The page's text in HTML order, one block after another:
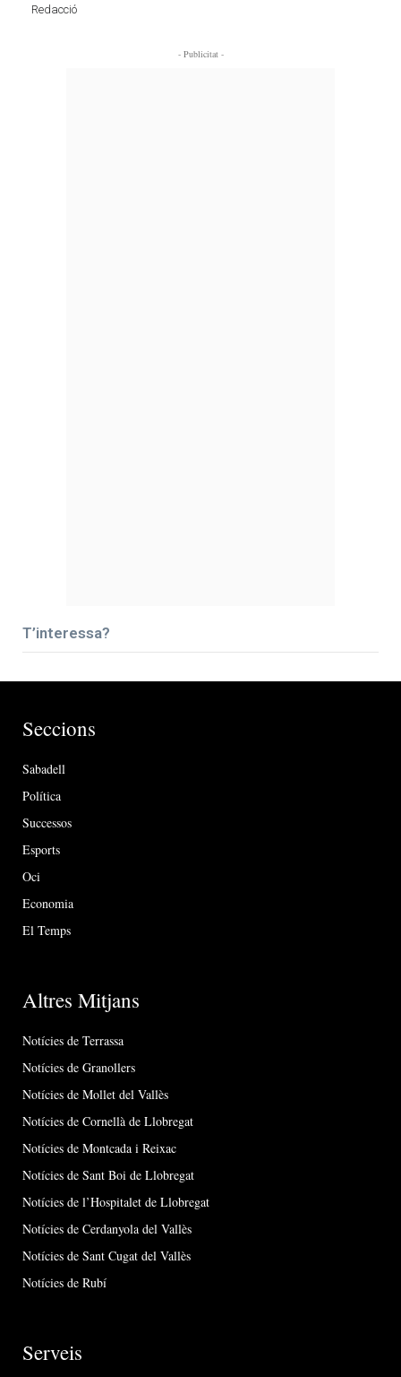
Redacció
- Publicitat -
T’interessa?
Seccions
Sabadell
Política
Successos
Esports
Oci
Economia
El Temps
Altres Mitjans
Notícies de Terrassa
Notícies de Granollers
Notícies de Mollet del Vallès
Notícies de Cornellà de Llobregat
Notícies de Montcada i Reixac
Notícies de Sant Boi de Llobregat
Notícies de l’Hospitalet de Llobregat
Notícies de Cerdanyola del Vallès
Notícies de Sant Cugat del Vallès
Notícies de Rubí
Serveis